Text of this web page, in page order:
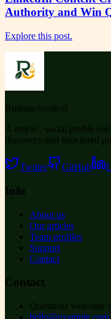
Authority and Win
Explore this post.
Ruihanchemical
A article , social profile
discovery and structured
Twitter GitHub
Info
About us
Our articles
Team profiles
Support
Contact
Contact
Questions welcome
hello@example.com